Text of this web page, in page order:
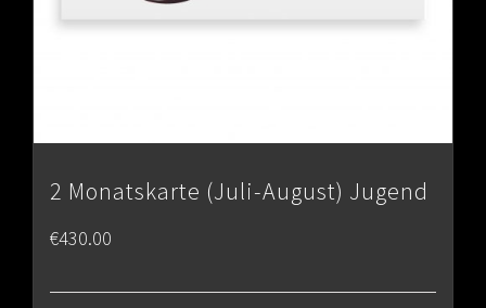
2 Monatskarte (Juli-August) Jugend
€430.00